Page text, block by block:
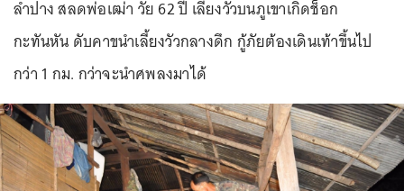
ลำปาง สลดพ่อเฒ่า วัย 62 ปี เลี้ยงวัวบนภูเขาเกิดช็อก
กะทันหัน ดับคาขนำเลี้ยงวัวกลางดึก กู้ภัยต้องเดินเท้าขึ้นไป
กว่า 1 กม. กว่าจะนำศพลงมาได้